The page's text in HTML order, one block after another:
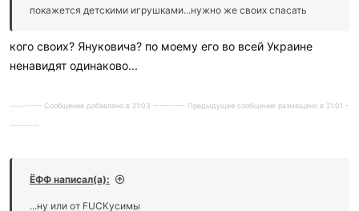
покажется детскими игрушками...нужно же своих спасать
кого своих? Януковича? по моему его во всей Украине
ненавидят одинаково...
---------- Сообщение добавлено в 21:03 ---------- Предыдущее сообщение размещено в 21:01 -
---------
ЁФФ написал(а):
...ну или от FUCKусимы